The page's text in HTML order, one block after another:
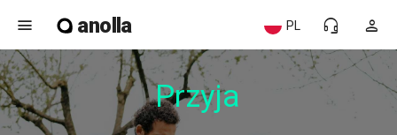
menu anolla person
headset_mic
PL
Przyjazn